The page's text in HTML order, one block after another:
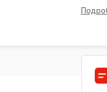
и привезет на склад для